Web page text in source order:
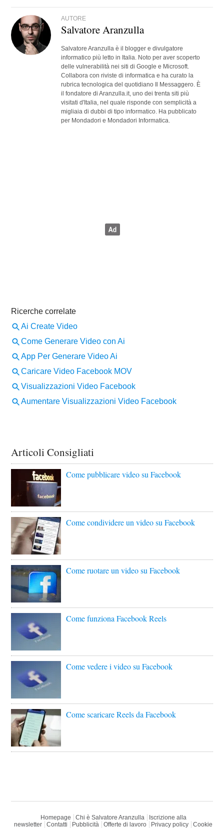
AUTORE
Salvatore Aranzulla
Salvatore Aranzulla è il blogger e divulgatore
informatico più letto in Italia. Noto per aver scoperto
delle vulnerabilità nei siti di Google e Microsoft.
Collabora con riviste di informatica e ha curato la
rubrica tecnologica del quotidiano Il Messaggero. È
il fondatore di Aranzulla.it, uno dei trenta siti più
visitati d'Italia, nel quale risponde con semplicità a
migliaia di dubbi di tipo informatico. Ha pubblicato
per Mondadori e Mondadori Informatica.
Articoli Consigliati
Come pubblicare video su Facebook
Come condividere un video su Facebook
Come ruotare un video su Facebook
Come funziona Facebook Reels
Come vedere i video su Facebook
Come scaricare Reels da Facebook
Homepage Chi è Salvatore Aranzulla
Iscrizione alla
newsletter
Contatti Pubblicità Offerte di lavoro Privacy policy
Cookie